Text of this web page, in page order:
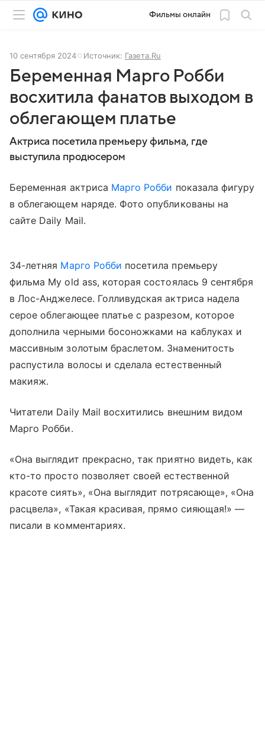
Фильмы онлайн
10 сентября 2024 Источник: Газета.Ru
Беременная Марго Робби
восхитила фанатов выходом в
облегающем платье
Актриса посетила премьеру фильма, где
выступила продюсером
Беременная актриса Марго Робби показала фигуру
в облегающем наряде. Фото опубликованы на
сайте Daily Mail.
34-летняя Марго Робби посетила премьеру
фильма My old ass, которая состоялась 9 сентября
в Лос-Анджелесе. Голливудская актриса надела
серое облегающее платье с разрезом, которое
дополнила черными босоножками на каблуках и
массивным золотым браслетом. Знаменитость
распустила волосы и сделала естественный
макияж.
Читатели Daily Mail восхитились внешним видом
Марго Робби.
«Она выглядит прекрасно, так приятно видеть, как
кто-то просто позволяет своей естественной
красоте сиять», «Она выглядит потрясающе», «Она
расцвела», «Такая красивая, прямо сияющая!» —
писали в комментариях.